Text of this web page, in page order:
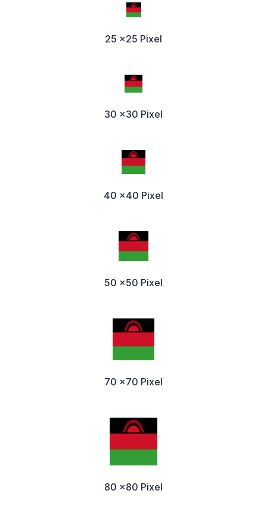
25 x25 Pixel
30 x30 Pixel
40 x40 Pixel
50 x50 Pixel
70 x70 Pixel
80 x80 Pixel